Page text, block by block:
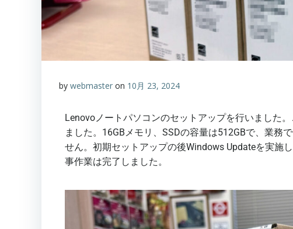
by webmaster on 10月 23, 2024
Lenovoノートパソコンのセットアップを行いました
ました。16GBメモリ、SSDの容量は512GBで、業務
せん。初期セットアップの後Windows Updateを実施
事作業は完了しました。